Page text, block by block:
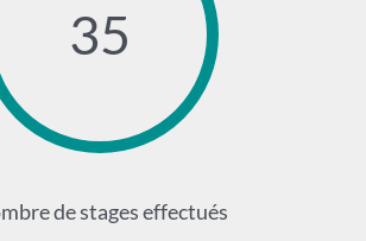
35
de stages effectués